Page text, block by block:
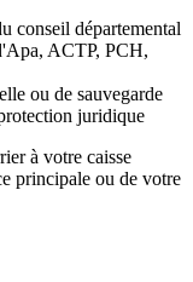
conseil départemental
ACTP, PCH,
ou de sauvegarde
juridique
à votre caisse
principale ou de votre